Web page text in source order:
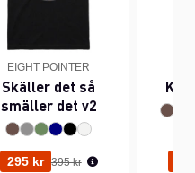
EIGHT POINTER
Skäller det så
smäller det v2
295 kr Ordinarie pris:
395 kr